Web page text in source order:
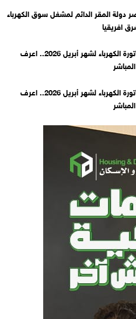
دولة المقر الدائم لمشغل سوق الكهرباء
افريقيا
الاستعلام عن فاتورة الكهرباء لشهر أبريل 2026.. اعرف
الاستعلام عن فاتورة الكهرباء لشهر أبريل 2026.. اعرف